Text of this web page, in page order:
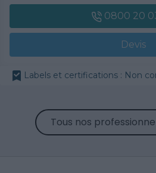
0800 20
Devis
Labels et certifications : Non
Tous nos